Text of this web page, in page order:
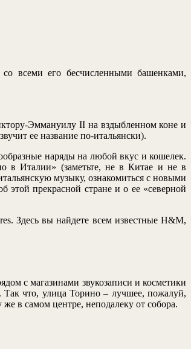
всеми его бесчисленными башенками,
Эммануилу II на вздыбленном коне и
ее название по-итальянски).
наряды на любой вкус и кошелек.
в Италии» (заметьте, не в Китае и не в
музыку, ознакомиться с новыми
этой прекрасной стране и о ее «северной
Здесь вы найдете всем известные H&M,
с магазинами звукозаписи и косметики
Так что, улица Торино – лучшее, пожалуй,
в самом центре, неподалеку от собора.